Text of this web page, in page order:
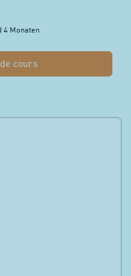
4 Monaten
cours